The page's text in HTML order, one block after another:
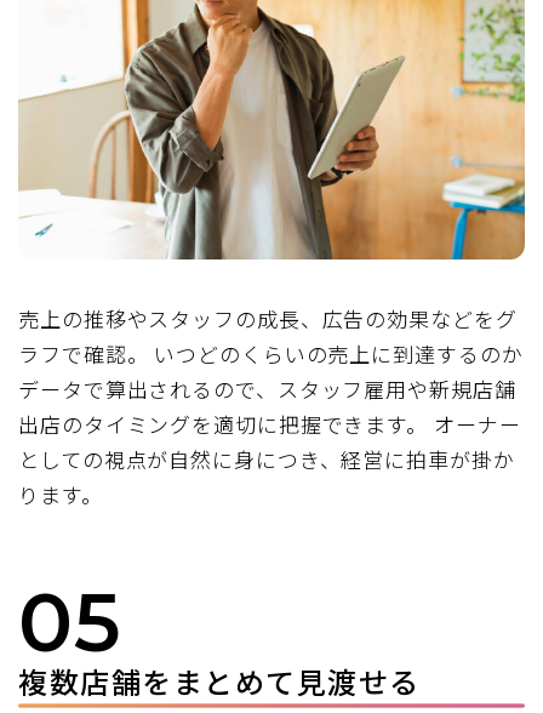
売上の推移やスタッフの成長、広告の効果などをグ
ラフで確認。 いつどのくらいの売上に到達するのか
データで算出されるので、スタッフ雇用や新規店舗
出店のタイミングを適切に把握できます。 オーナー
としての視点が自然に身につき、経営に拍車が掛か
ります。
05
複数店舗をまとめて見渡せる